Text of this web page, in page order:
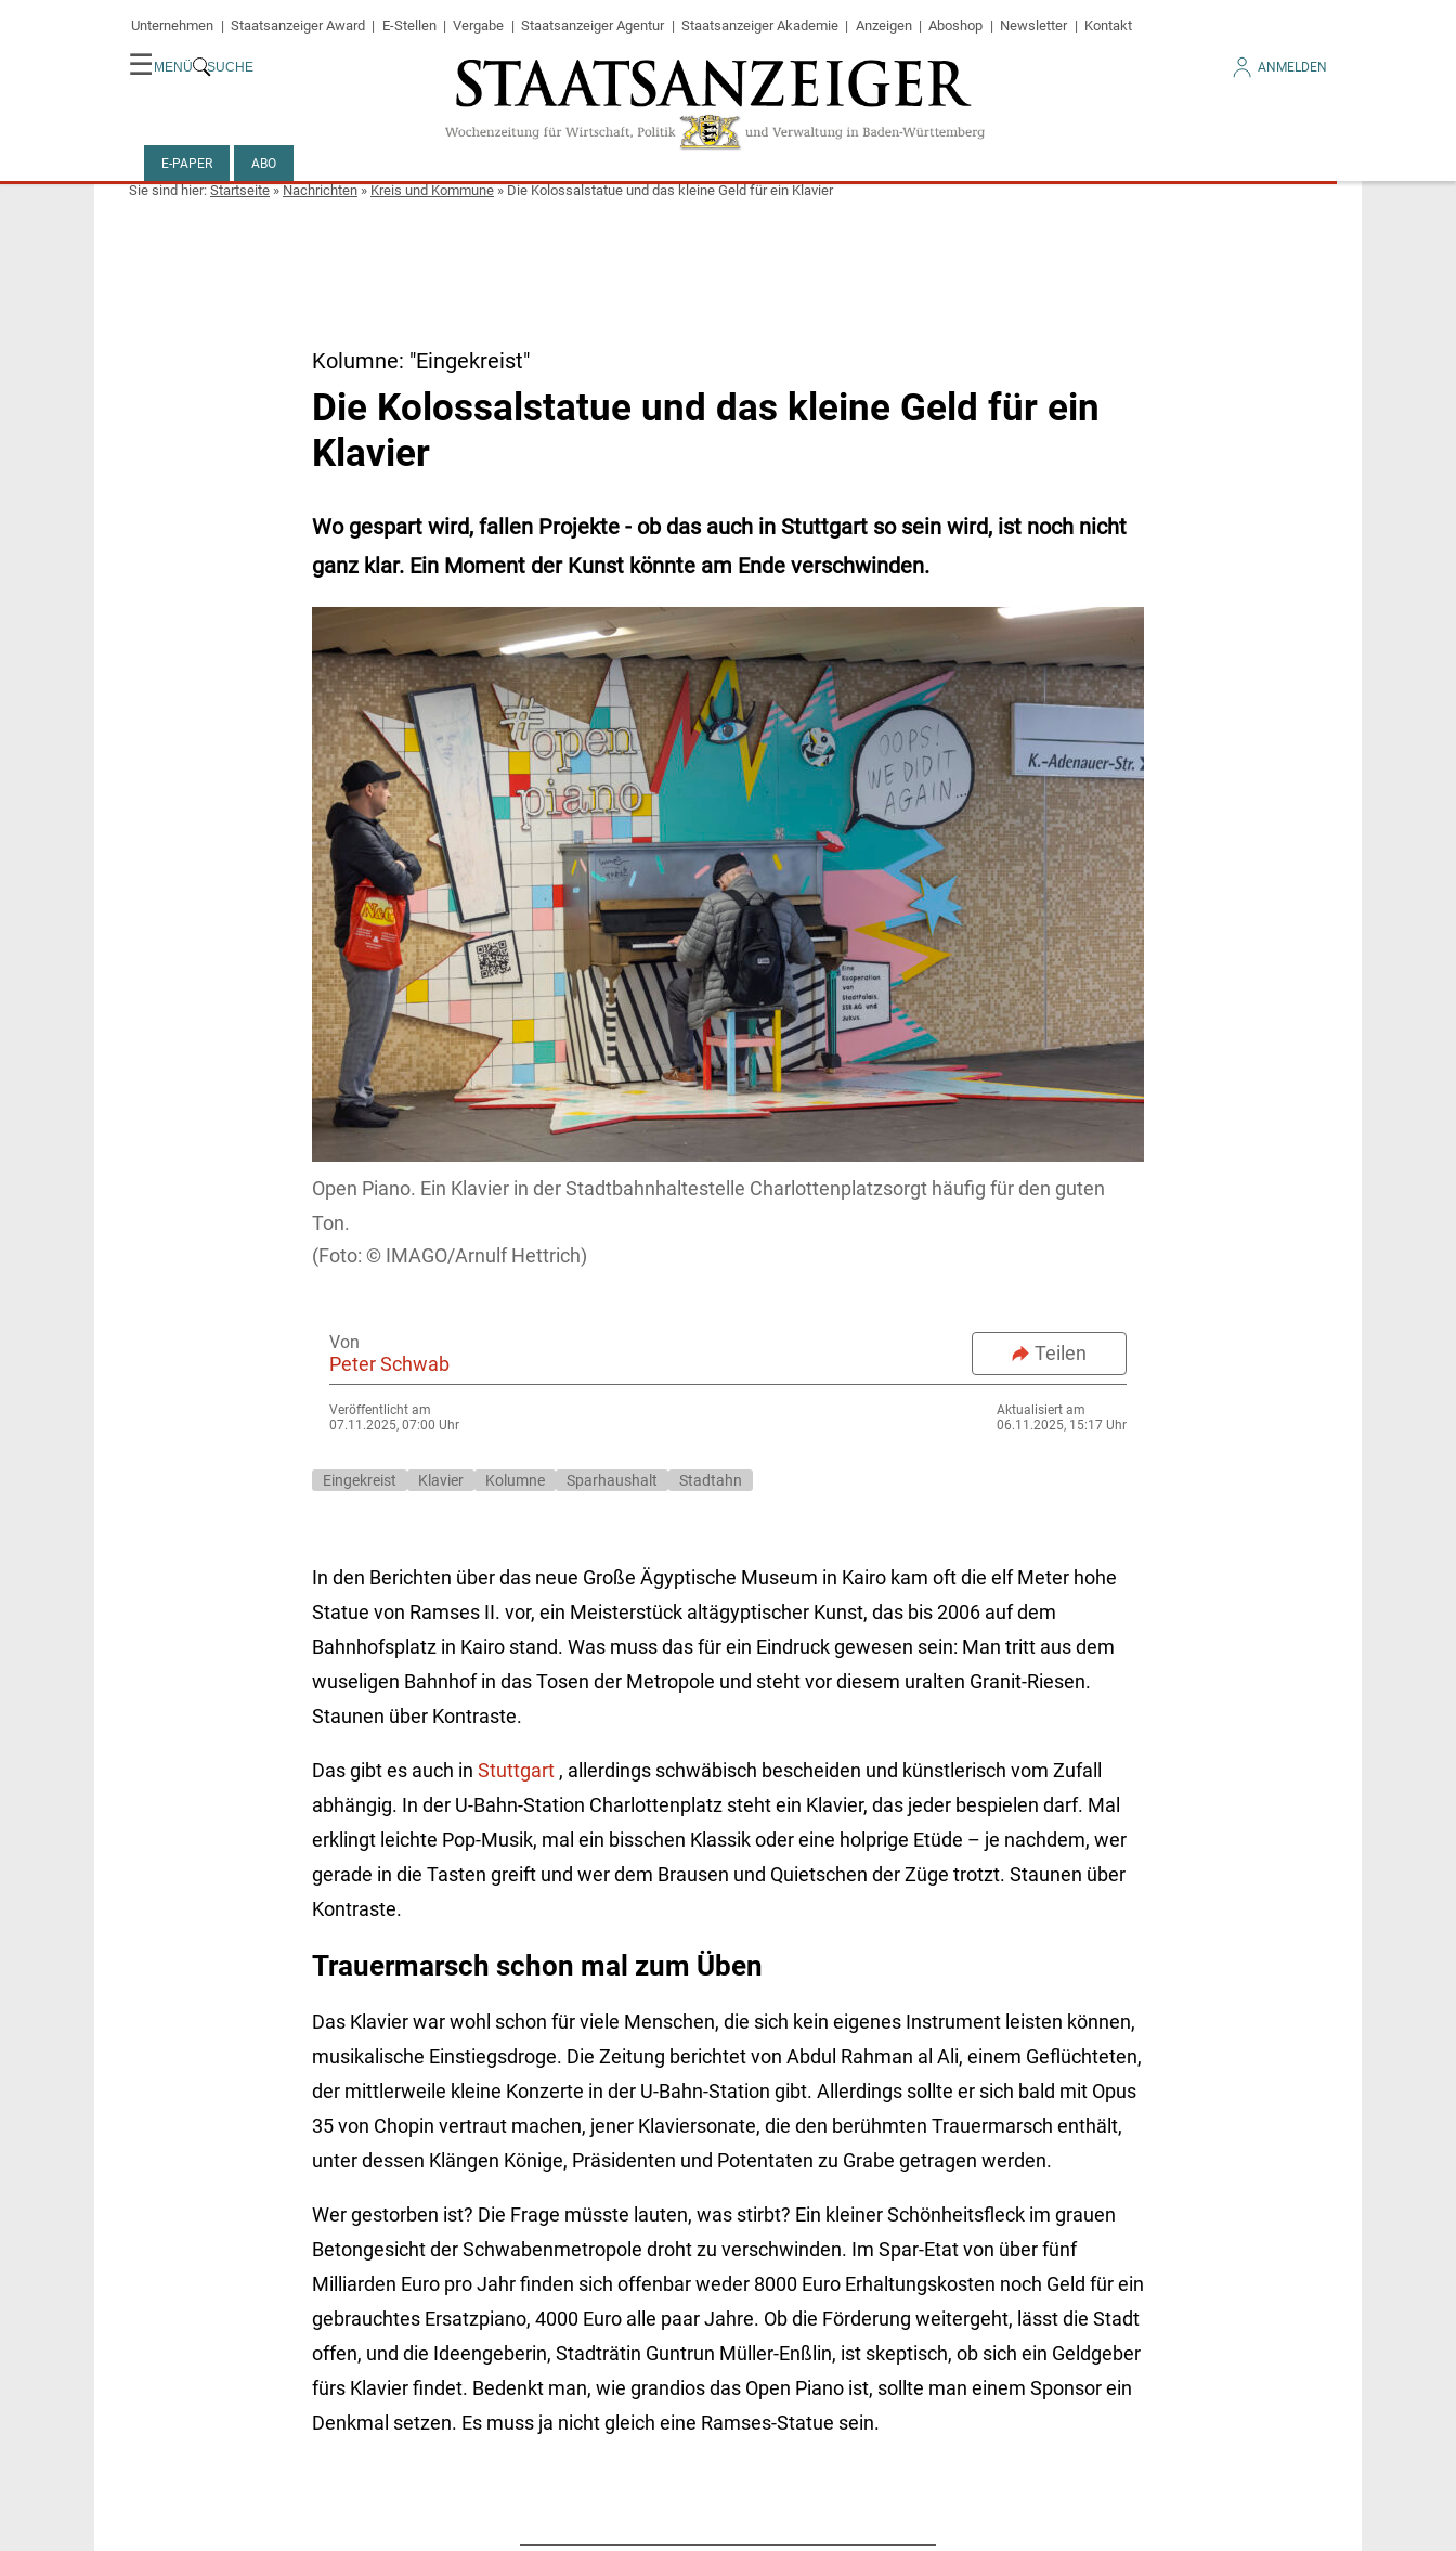
Unternehmen Staatsanzeiger Award E-Stellen Vergabe Staatsanzeiger Agentur Staatsanzeiger Akademie Anzeigen Aboshop Newsletter Kontakt
☰ MENÜ SUCHE ANMELDEN
E-PAPER ABO
Startseite»Nachrichten»Kreis und Kommune»Die Kolossalstatue und das kleine Geld für ein Klavier
Kolumne: "Eingekreist"
Die Kolossalstatue und das kleine Geld für ein
Klavier
Wo gespart wird, fallen Projekte - ob das auch in Stuttgart so sein wird, ist noch nicht
ganz klar. Ein Moment der Kunst könnte am Ende verschwinden.
Open Piano. Ein Klavier in der Stadtbahnhaltestelle Charlottenplatzsorgt häufig für den guten
Ton.
IMAGO/Arnulf Hettrich)
Von
Peter Schwab Teilen
Veröffentlicht am
07.11.2025, 07:00 Uhr
Aktualisiert am
06.11.2025, 15:17 Uhr
Eingekreist Klavier Kolumne Sparhaushalt Stadtahn
In den Berichten über das neue Große Ägyptische Museum in Kairo kam oft die elf Meter hohe
Statue von Ramses II. vor, ein Meisterstück altägyptischer Kunst, das bis 2006 auf dem
Bahnhofsplatz in Kairo stand. Was muss das für ein Eindruck gewesen sein: Man tritt aus dem
wuseligen Bahnhof in das Tosen der Metropole und steht vor diesem uralten Granit-Riesen.
Staunen über Kontraste.
Das gibt es auch in Stuttgart , allerdings schwäbisch bescheiden und künstlerisch vom Zufall
abhängig. In der U-Bahn-Station Charlottenplatz steht ein Klavier, das jeder bespielen darf. Mal
erklingt leichte Pop-Musik, mal ein bisschen Klassik oder eine holprige Etüde – je nachdem, wer
gerade in die Tasten greift und wer dem Brausen und Quietschen der Züge trotzt. Staunen über
Kontraste.
Trauermarsch schon mal zum Üben
Das Klavier war wohl schon für viele Menschen, die sich kein eigenes Instrument leisten können,
musikalische Einstiegsdroge. Die Zeitung berichtet von Abdul Rahman al Ali, einem Geflüchteten,
der mittlerweile kleine Konzerte in der U-Bahn-Station gibt. Allerdings sollte er sich bald mit Opus
35 von Chopin vertraut machen, jener Klaviersonate, die den berühmten Trauermarsch enthält,
unter dessen Klängen Könige, Präsidenten und Potentaten zu Grabe getragen werden.
Wer gestorben ist? Die Frage müsste lauten, was stirbt? Ein kleiner Schönheitsfleck im grauen
Betongesicht der Schwabenmetropole droht zu verschwinden. Im Spar-Etat von über fünf
Milliarden Euro pro Jahr finden sich offenbar weder 8000 Euro Erhaltungskosten noch Geld für ein
gebrauchtes Ersatzpiano, 4000 Euro alle paar Jahre. Ob die Förderung weitergeht, lässt die Stadt
offen, und die Ideengeberin, Stadträtin Guntrun Müller-Enßlin, ist skeptisch, ob sich ein Geldgeber
fürs Klavier findet. Bedenkt man, wie grandios das Open Piano ist, sollte man einem Sponsor ein
Denkmal setzen. Es muss ja nicht gleich eine Ramses-Statue sein.